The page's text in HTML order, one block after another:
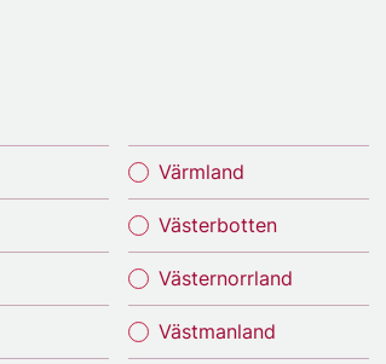
Värmland
Västerbotten
Västernorrland
Västmanland